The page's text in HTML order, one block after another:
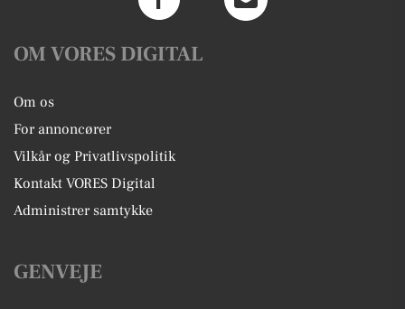
OM VORES DIGITAL
Om os
For annoncører
Vilkår og Privatlivspolitik
Kontakt VORES Digital
Administrer samtykke
GENVEJE